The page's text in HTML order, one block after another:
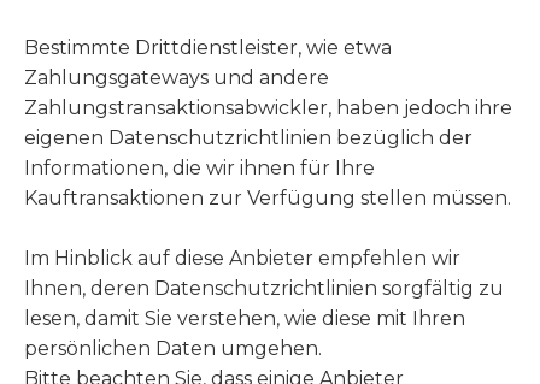
Bestimmte Drittdienstleister, wie etwa
Zahlungsgateways und andere
Zahlungstransaktionsabwickler, haben jedoch ihre
eigenen Datenschutzrichtlinien bezüglich der
Informationen, die wir ihnen für Ihre
Kauftransaktionen zur Verfügung stellen müssen.
Im Hinblick auf diese Anbieter empfehlen wir
Ihnen, deren Datenschutzrichtlinien sorgfältig zu
lesen, damit Sie verstehen, wie diese mit Ihren
persönlichen Daten umgehen.
Bitte beachten Sie, dass einige Anbieter